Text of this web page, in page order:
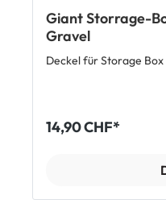
Giant Storrage-
Gravel
Deckel für Storage
14,90 CHF*